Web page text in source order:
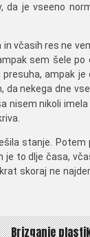
je vseeno
včasih res ne
sem šele
ampak
da nekega dne
nisem nikoli
stanje. Potem
je to dlje časa,
skoraj ne
Brizganje